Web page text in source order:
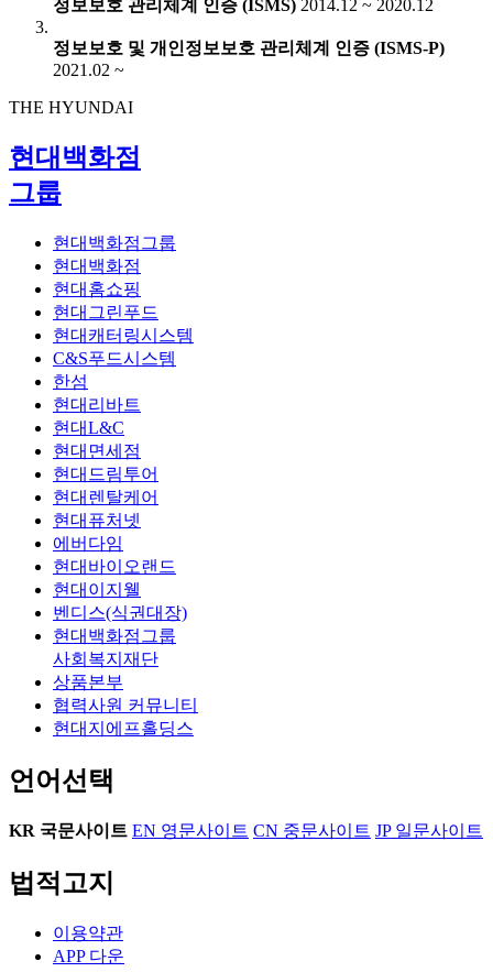
정보보호 관리체계 인증 (ISMS) 2014.12 ~ 2020.12
정보보호 및 개인정보보호 관리체계 인증 (ISMS-P)
2021.02 ~
THE HYUNDAI
현대백화점
그룹
현대백화점그룹
현대백화점
현대홈쇼핑
현대그린푸드
현대캐터링시스템
C&S푸드시스템
한섬
현대리바트
현대L&C
현대면세점
현대드림투어
현대렌탈케어
현대퓨처넷
에버다임
현대바이오랜드
현대이지웰
벤디스(식권대장)
현대백화점그룹
사회복지재단
상품본부
협력사원 커뮤니티
현대지에프홀딩스
언어선택
KR 국문사이트 EN 영문사이트 CN 중문사이트 JP일문사이트
법적고지
이용약관
APP 다운